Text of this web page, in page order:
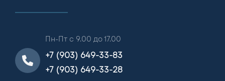
Пн-Пт с 9.00 до 17.00
+7 (903) 649-33-83
+7 (903) 649-33-28